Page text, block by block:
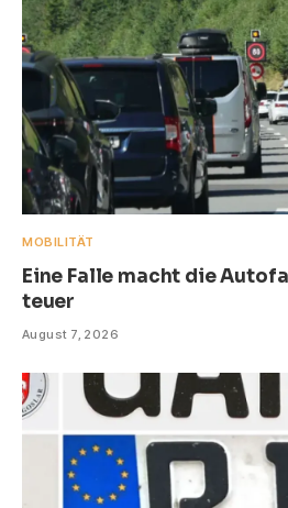
MOBILITÄT
Eine Falle macht die
teuer
August 7, 2026